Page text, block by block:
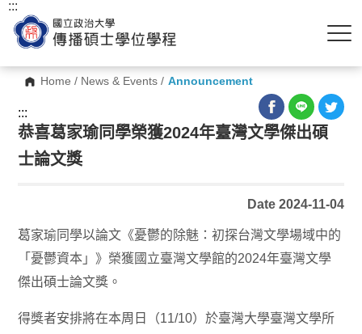
Home / News & Events / Announcement
:::
:::
恭喜葛家瑜同學榮獲2024年臺灣文學傑出碩
士論文獎
Date 2024-11-04
葛家瑜同學以論文《憂鬱的除魅：初探台灣文學場域中的
「憂鬱資本」》榮獲國立臺灣文學館的2024年臺灣文學
傑出碩士論文獎。
得獎者安排將在本周日（11/10）於臺灣大學臺灣文學所